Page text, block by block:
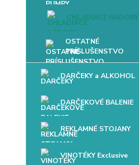
CHLADIACE NÁDOBY
OSTATNÉ
PRÍSLUŠENSTVO
DARČEKY a ALKOHOL
DARČEKOVÉ BALENIE
REKLAMNÉ STOJANY
VINOTÉKY Exclusive